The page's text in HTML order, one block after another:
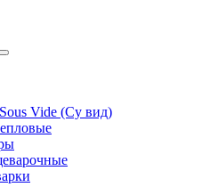
Vide (Су вид)